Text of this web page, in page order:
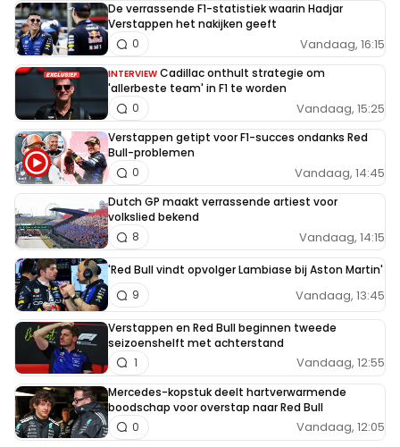
De verrassende F1-statistiek waarin Hadjar
Verstappen het nakijken geeft
Vandaag, 16:15
0
INTERVIEW Cadillac onthult strategie om
'allerbeste team' in F1 te worden
Vandaag, 15:25
0
Verstappen getipt voor F1-succes ondanks Red
Bull-problemen
Vandaag, 14:45
0
Dutch GP maakt verrassende artiest voor
volkslied bekend
Vandaag, 14:15
8
'Red Bull vindt opvolger Lambiase bij Aston Martin'
Vandaag, 13:45
9
Verstappen en Red Bull beginnen tweede
seizoenshelft met achterstand
Vandaag, 12:55
1
Mercedes-kopstuk deelt hartverwarmende
boodschap voor overstap naar Red Bull
Vandaag, 12:05
0